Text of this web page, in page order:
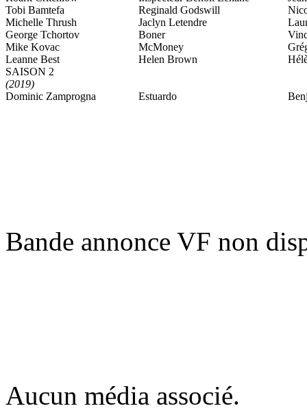
Tobi Bamtefa
Reginald Godswill
Michelle Thrush
Jaclyn Letendre
George Tchortov
Boner
Mike Kovac
McMoney
Leanne Best
Helen Brown
SAISON 2
(2019)
Dominic Zamprogna
Estuardo
Bande annonce VF non
Aucun média associé.